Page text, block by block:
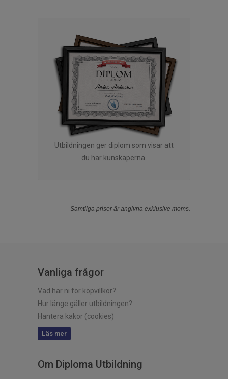
Utbildningen ger diplom som visar att
du har kunskaperna.
Samtliga priser är angivna exklusive moms.
Vanliga frågor
Vad har ni för köpvillkor?
Hur länge gäller utbildningen?
Hantera kakor (cookies)
Läs mer
Om Diploma Utbildning